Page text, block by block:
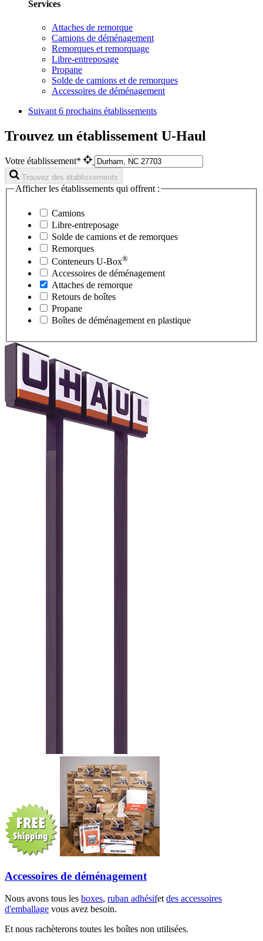
Services
Attaches de remorque
Camions de déménagement
Remorques et remorquage
Libre-entreposage
Propane
Solde de camions et de remorques
Accessoires de déménagement
Suivant 6 prochains établissements
Trouvez un établissement U-Haul
Votre établissement*
Trouvez des établissements
Afficher les établissements qui offrent :
Camions
Libre-entreposage
Solde de camions et de remorques
Remorques
Conteneurs U-Box®
Accessoires de déménagement
Attaches de remorque
Retours de boîtes
Propane
Boîtes de déménagement en plastique
Accessoires de déménagement
Nous avons tous les boxes, ruban adhésifetdes accessoires
d'emballage vous avez besoin.
Et nous rachèterons toutes les boîtes non utilisées.